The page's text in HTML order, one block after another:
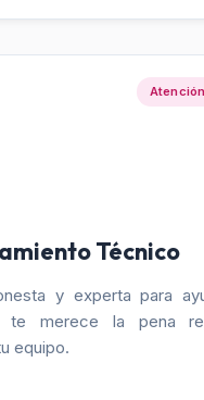
Técnico
y experta para
te merece la pena
equipo.